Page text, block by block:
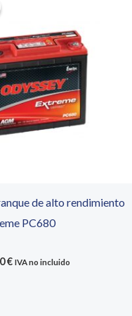
de alto rendimiento
PC680
€ElIVA no incluido